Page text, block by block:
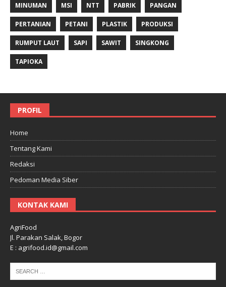
MINUMAN MSI NTT PABRIK PANGAN
PERTANIAN PETANI PLASTIK PRODUKSI
RUMPUT LAUT SAPI SAWIT SINGKONG
TAPIOKA
PROFIL
Home
Tentang Kami
Redaksi
Pedoman Media Siber
KONTAK KAMI
AgriFood
Jl. Parakan Salak, Bogor
E : agrifood.id@gmail.com